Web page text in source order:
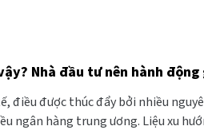
Nhà đầu tư nên hành động
điều được thúc đẩy bởi nhiều
ngân hàng trung ương. Liệu xu